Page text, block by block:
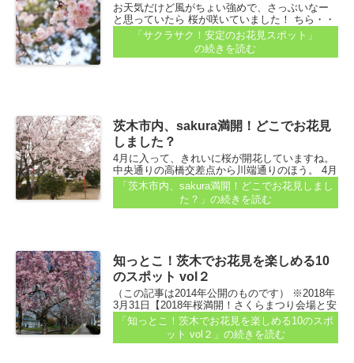
お天気だけど風がちょい強めで、さっぶいなー
と思っていたら 桜が咲いていました！ ちら・・
ほら・・ではなく、けっこう咲いているので、
もう何日か前に咲いたんだろうと思います。 相
変わらず、キレイだぁ...
「サクラサク！安定のお花見スポット」
の続きを読む
茨木市内、sakura満開！どこでお花見
しました？
4月に入って、きれいに桜が開花していますね。
中央通りの高橋交差点から川端通りのほう。 4月
1日から10日までのあいだ、元茨木川緑地で「茨
木市民さくらまつり」が開催されているので、
たくさんの人で賑わっています...
「茨木市内、sakura満開！どこでお花見しまし
た？」 の続きを読む
知っとこ！茨木でお花見を楽しめる10
のスポット vol２
（この記事は2014年公開のものです） ※2018年
3月31日【2018年桜満開！さくらまつり会場と安
威川沿い、歩いてみた...
「知っとこ！茨木でお花見を楽しめる10のスポ
ット vol２」 の続きを読む